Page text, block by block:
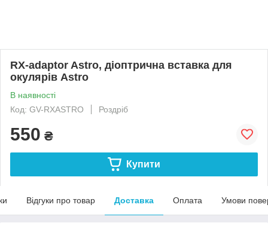
RX-adaptor Astro, діоптрична вставка для
окулярів Astro
В наявності
Код: GV-RXASTRO
Роздріб
550 ₴
Купити
Відгуки про товар Доставка Оплата Умови